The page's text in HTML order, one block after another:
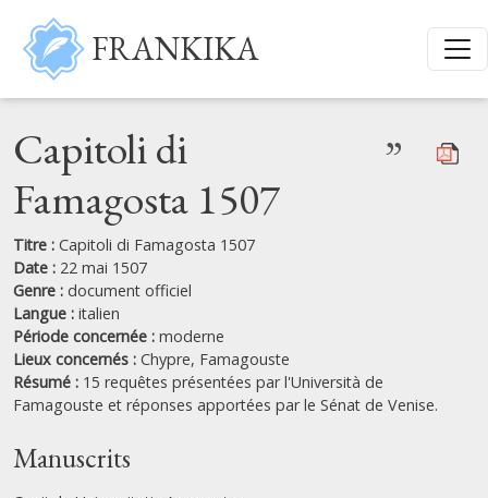
Aller au contenu principal
FRANKIKA
Capitoli di
Famagosta 1507
”
Titre : Capitoli di Famagosta 1507
Date : 22 mai 1507
Genre : document officiel
Langue : italien
Période concernée : moderne
Lieux concernés : Chypre, Famagouste
Résumé : 15 requêtes présentées par l'Università de
Famagouste et réponses apportées par le Sénat de Venise.
Manuscrits